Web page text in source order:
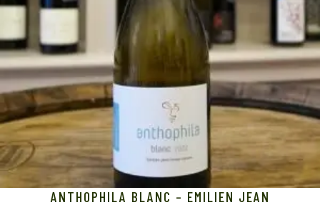
ANTHOPHILA BLANC – EMILIEN JEAN